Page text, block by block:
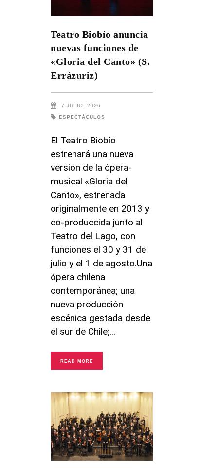
Teatro Biobío anuncia
nuevas funciones de
«Gloria del Canto» (S.
Errázuriz)
7 JULIO, 2026
ESPECTÁCULOS
El Teatro Biobío
estrenará una nueva
versión de la ópera-
musical «Gloria del
Canto», estrenada
originalmente en 2013 y
co-produccida junto al
Teatro del Lago, con
funciones el 30 y 31 de
julio y el 1 de agosto.Una
ópera chilena
contemporánea; una
nueva producción
escénica gestada desde
el sur de Chile;
READ MORE